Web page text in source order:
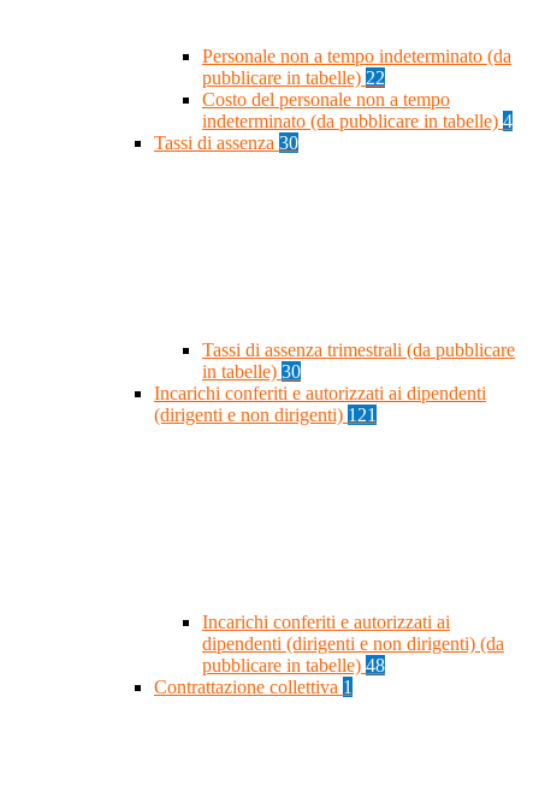
Personale non a tempo indeterminato (da
pubblicare in tabelle) 22
Costo del personale non a tempo
indeterminato (da pubblicare in tabelle) 4
Tassi di assenza 30
Tassi di assenza trimestrali (da pubblicare
in tabelle) 30
Incarichi conferiti e autorizzati ai dipendenti
(dirigenti e non dirigenti) 121
Incarichi conferiti e autorizzati ai
dipendenti (dirigenti e non dirigenti) (da
pubblicare in tabelle) 48
Contrattazione collettiva 1